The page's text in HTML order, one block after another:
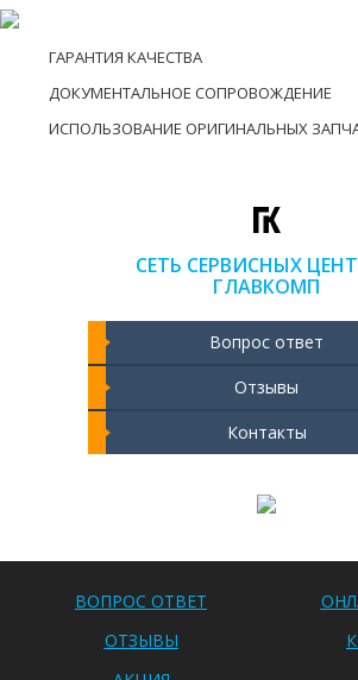
СЕТЬ СЕРВИСНЫХ
ГЛАВКОМП
Вопрос ответ
Отзывы
Контакты
ГАРАНТИЯ КАЧЕСТВА
ДОКУМЕНТАЛЬНОЕ СОПРОВОЖДЕНИЕ
ИСПОЛЬЗОВАНИЕ ОРИГИНАЛЬНЫХ
ВОПРОС ОТВЕТ
ОТЗЫВЫ